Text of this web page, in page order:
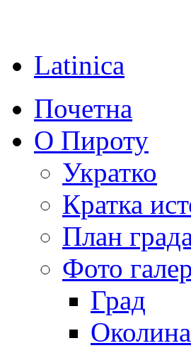
Latinica
Почетна
О Пироту
Укратко
Кратка
План
Фото
Град
Околина